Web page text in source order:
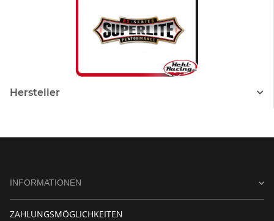
Hersteller
INFORMATIONEN
ZAHLUNGSMÖGLICHKEITEN